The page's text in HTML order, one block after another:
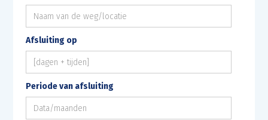
Afsluiting op
Periode van afsluiting